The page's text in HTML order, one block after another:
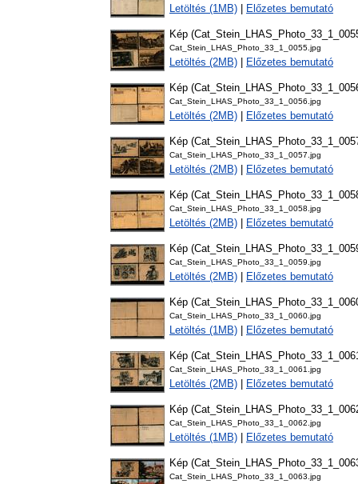
Letöltés (1MB) Előzetes bemutató
Kép
Cat_Stein_LHAS_Photo_33_1_0055.jpg
Letöltés (2MB) Előzetes bemutató
Kép
Cat_Stein_LHAS_Photo_33_1_0056.jpg
Letöltés (2MB) Előzetes bemutató
Kép
Cat_Stein_LHAS_Photo_33_1_0057.jpg
Letöltés (2MB) Előzetes bemutató
Kép
Cat_Stein_LHAS_Photo_33_1_0058.jpg
Letöltés (2MB) Előzetes bemutató
Kép
Cat_Stein_LHAS_Photo_33_1_0059.jpg
Letöltés (2MB) Előzetes bemutató
Kép
Cat_Stein_LHAS_Photo_33_1_0060.jpg
Letöltés (1MB) Előzetes bemutató
Kép
Cat_Stein_LHAS_Photo_33_1_0061.jpg
Letöltés (2MB) Előzetes bemutató
Kép
Cat_Stein_LHAS_Photo_33_1_0062.jpg
Letöltés (1MB) Előzetes bemutató
Kép
Cat_Stein_LHAS_Photo_33_1_0063.jpg